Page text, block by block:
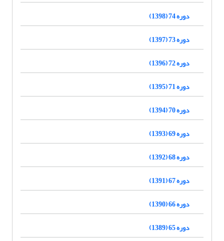
دوره 74 (1398)
دوره 73 (1397)
دوره 72 (1396)
دوره 71 (1395)
دوره 70 (1394)
دوره 69 (1393)
دوره 68 (1392)
دوره 67 (1391)
دوره 66 (1390)
دوره 65 (1389)